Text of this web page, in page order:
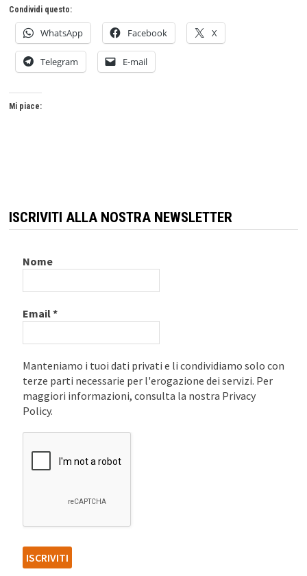
Condividi questo:
WhatsApp Facebook X
Telegram E-mail
Mi piace:
ISCRIVITI ALLA NOSTRA NEWSLETTER
Nome
Email*
Manteniamo i tuoi dati privati e li condividiamo solo con
terze parti necessarie per l'erogazione dei servizi. Per
maggiori informazioni, consulta la nostra Privacy
Policy.